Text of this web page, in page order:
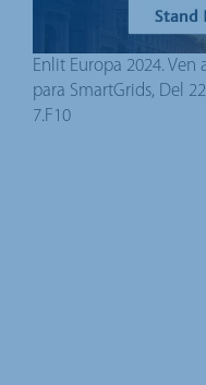
Enlit Europa 2024.
para SmartGrids, Del
7.F10